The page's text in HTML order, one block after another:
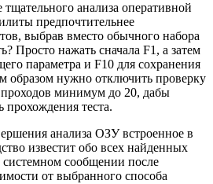
тщательного анализа оперативной
предпочтительнее
выбрав вместо обычного набора
Просто нажать сначала F1, а затем
параметра и F10 для сохранения
образом нужно отключить проверку
минимум до 20, дабы
прохождения теста.
анализа ОЗУ встроенное в
известит обо всех найденных
сообщении после
от выбранного способа